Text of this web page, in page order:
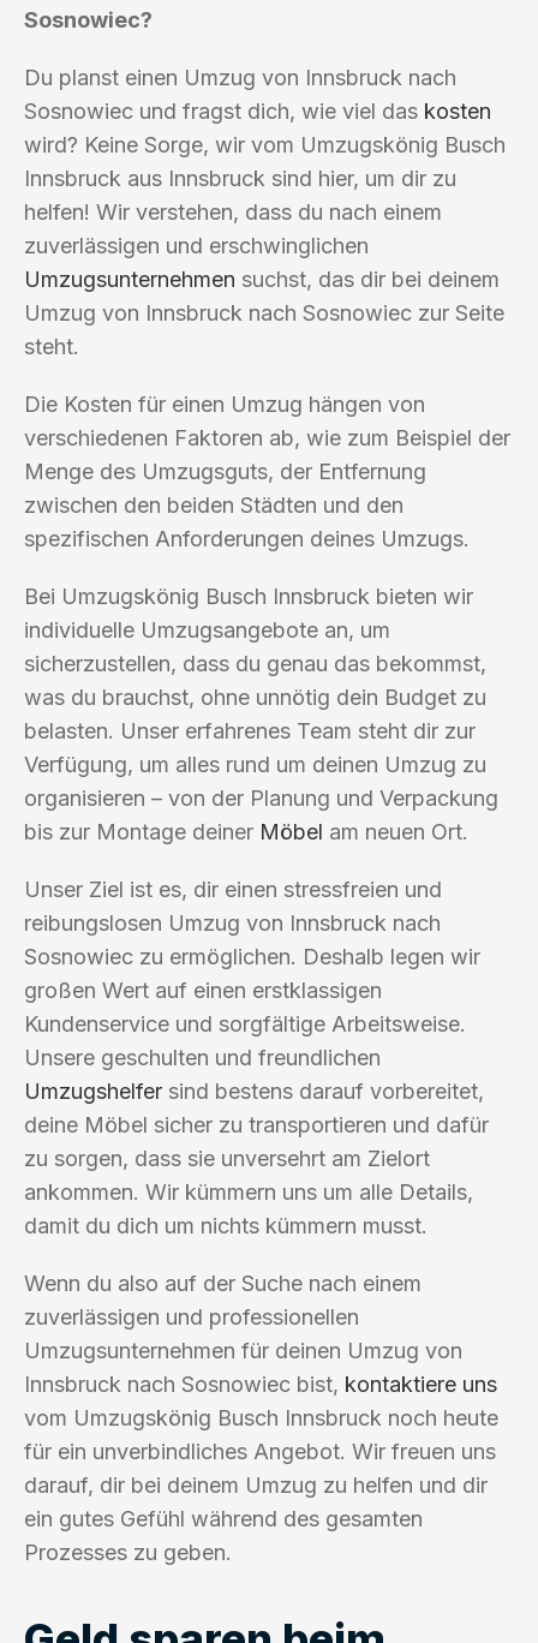
Sosnowiec?
Du planst einen Umzug von Innsbruck nach
Sosnowiec und fragst dich, wie viel das kosten
wird? Keine Sorge, wir vom Umzugskönig Busch
Innsbruck aus Innsbruck sind hier, um dir zu
helfen! Wir verstehen, dass du nach einem
zuverlässigen und erschwinglichen
Umzugsunternehmen suchst, das dir bei deinem
Umzug von Innsbruck nach Sosnowiec zur Seite
steht.
Die Kosten für einen Umzug hängen von
verschiedenen Faktoren ab, wie zum Beispiel der
Menge des Umzugsguts, der Entfernung
zwischen den beiden Städten und den
spezifischen Anforderungen deines Umzugs.
Bei Umzugskönig Busch Innsbruck bieten wir
individuelle Umzugsangebote an, um
sicherzustellen, dass du genau das bekommst,
was du brauchst, ohne unnötig dein Budget zu
belasten. Unser erfahrenes Team steht dir zur
Verfügung, um alles rund um deinen Umzug zu
organisieren – von der Planung und Verpackung
bis zur Montage deiner Möbel am neuen Ort.
Unser Ziel ist es, dir einen stressfreien und
reibungslosen Umzug von Innsbruck nach
Sosnowiec zu ermöglichen. Deshalb legen wir
großen Wert auf einen erstklassigen
Kundenservice und sorgfältige Arbeitsweise.
Unsere geschulten und freundlichen
Umzugshelfer sind bestens darauf vorbereitet,
deine Möbel sicher zu transportieren und dafür
zu sorgen, dass sie unversehrt am Zielort
ankommen. Wir kümmern uns um alle Details,
damit du dich um nichts kümmern musst.
Wenn du also auf der Suche nach einem
zuverlässigen und professionellen
Umzugsunternehmen für deinen Umzug von
Innsbruck nach Sosnowiec bist, kontaktiere uns
vom Umzugskönig Busch Innsbruck noch heute
für ein unverbindliches Angebot. Wir freuen uns
darauf, dir bei deinem Umzug zu helfen und dir
ein gutes Gefühl während des gesamten
Prozesses zu geben.